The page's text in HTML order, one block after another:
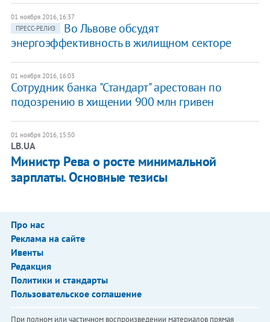
01 ноября 2016, 16:37
ПРЕСС-РЕЛИЗ
Во Львове обсудят
энергоэффективность в жилищном секторе
01 ноября 2016, 16:03
Сотрудник банка "Стандарт" арестован по
подозрению в хищении 900 млн гривен
01 ноября 2016, 15:50
LB.UA
Министр Рева о росте минимальной
зарплаты. Основные тезисы
Про нас
Реклама на сайте
Ивенты
Редакция
Политики и стандарты
Пользовательское соглашение
При полном или частичном воспроизведении материалов прямая